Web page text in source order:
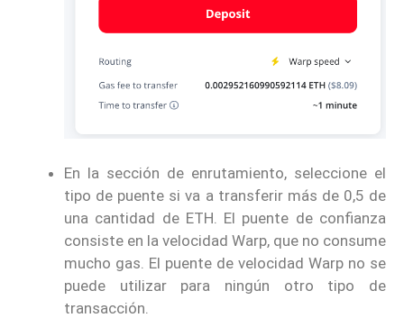
En la sección de enrutamiento, seleccione el
tipo de puente si va a transferir más de 0,5 de
una cantidad de ETH. El puente de confianza
consiste en la velocidad Warp, que no consume
mucho gas. El puente de velocidad Warp no se
puede utilizar para ningún otro tipo de
transacción.